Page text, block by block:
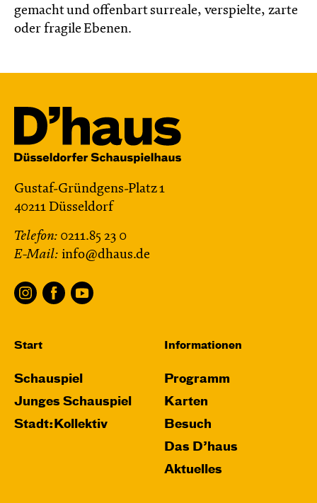
gemacht und offenbart surreale, verspielte, zarte
oder fragile Ebenen.
Gustaf-Gründgens-Platz 1
40211 Düsseldorf
Telefon: 0211.85 23 0
E-Mail: info@dhaus.de
Start
Schauspiel
Junges Schauspiel
Stadt:Kollektiv
Informationen
Programm
Karten
Besuch
Das D’haus
Aktuelles